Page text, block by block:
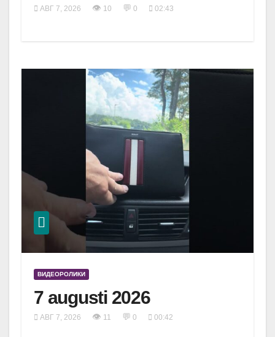
АВГ 7, 2026 👁 10 💬 0 02:43
ВИДЕОРОЛИКИ
7 augusti 2026
АВГ 7, 2026 👁 11 💬 0 00:42